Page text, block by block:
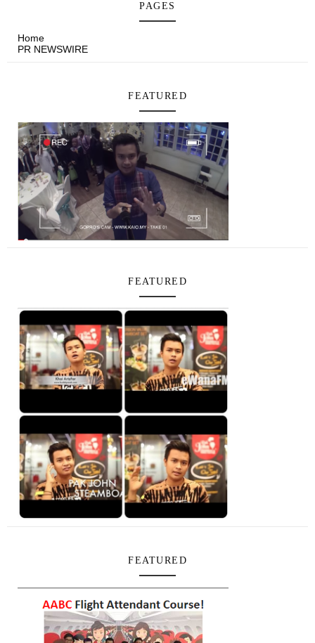
PAGES
Home
PR NEWSWIRE
FEATURED
FEATURED
FEATURED